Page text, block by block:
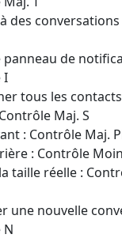
des
panneau de
I
tous les
Maj. S
: Contrôle Maj.
: Contrôle
taille réelle :
une nouvelle
N